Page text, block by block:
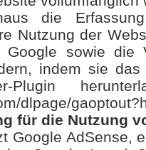
die
Nutzung der
Google sowie die
indem sie
Plugin
dlpage/
für die Nutzung
Google AdSense,